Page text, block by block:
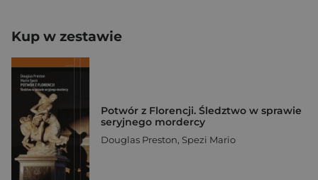
Kup w zestawie
Potwór z Florencji. Śledztwo w sprawie
seryjnego mordercy
Douglas Preston, Spezi Mario